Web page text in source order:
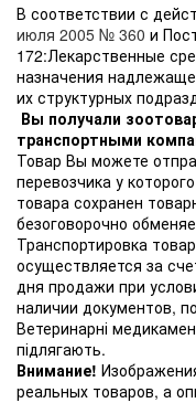
В соответствии с
июля 2005 № 360 и
172:Лекарственные
назначения
их структурных
Вы получали
транспортными
Товар Вы можете
перевозчика у
товара сохранен
безоговорочно
Транспортировка
осуществляется за
дня продажи при
наличии документов,
Ветеринарні
підлягають.
Внимание!
реальных товаров, а